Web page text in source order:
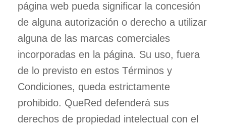
página web pueda significar la concesión
de alguna autorización o derecho a utilizar
alguna de las marcas comerciales
incorporadas en la página. Su uso, fuera
de lo previsto en estos Términos y
Condiciones, queda estrictamente
prohibido. QueRed defenderá sus
derechos de propiedad intelectual con el